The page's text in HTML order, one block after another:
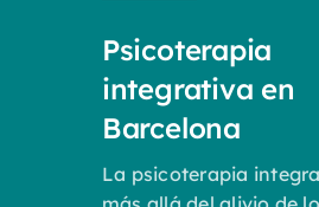
Psicoterapia
integrativa en
Barcelona
La psicoterapia